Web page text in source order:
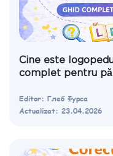
Cine este
complet pentru
Editor: Глеб Фурса
Actualizat: 23.04.2026